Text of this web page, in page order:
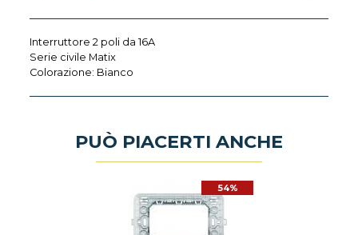
Interruttore 2 poli da 16A
Serie civile Matix
Colorazione: Bianco
PUÒ PIACERTI ANCHE
54%